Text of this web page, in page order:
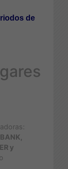
de
y